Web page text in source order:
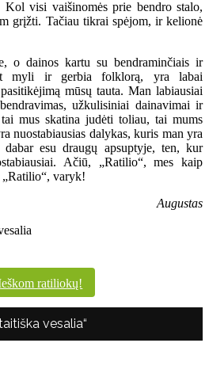
visi vaišinomės prie bendro stalo,
grįžti. Tačiau tikrai spėjom, ir kelionė
o dainos kartu su bendraminčiais ir
myli ir gerbia folklorą, yra labai
mūsų tauta. Man labiausiai
užkulisiniai dainavimai ir
mus skatina judėti toliau, tai mums
nuostabiausias dalykas, kuris man yra
esu draugų apsuptyje, ten, kur
Ačiū, „Ratilio“, mes kaip
„Ratilio“, varyk!
Augustas
ratiliokų!
vesalia“